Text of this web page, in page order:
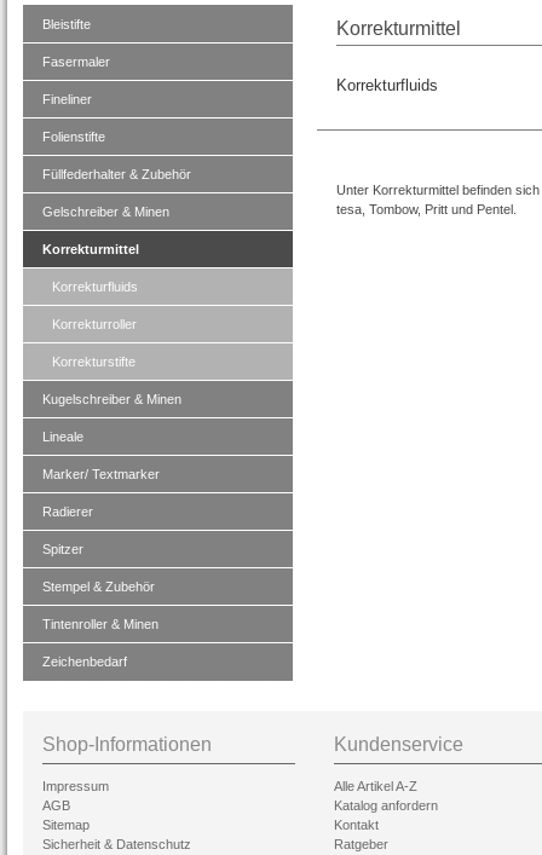
Bleistifte
Fasermaler
Fineliner
Folienstifte
Füllfederhalter & Zubehör
Gelschreiber & Minen
Korrekturmittel
Korrekturfluids
Korrekturroller
Korrekturstifte
Kugelschreiber & Minen
Lineale
Marker/ Textmarker
Radierer
Spitzer
Stempel & Zubehör
Tintenroller & Minen
Zeichenbedarf
Korrekturmittel
Korrekturfluids
Unter Korrekturmittel befinden
tesa, Tombow, Pritt und Pentel.
Shop-Informationen
Impressum
AGB
Sitemap
Sicherheit & Datenschutz
Kundenservice
Alle Artikel A-Z
Katalog anfordern
Kontakt
Ratgeber